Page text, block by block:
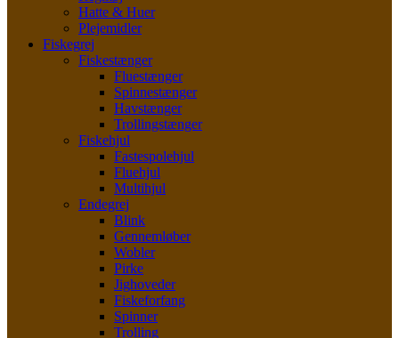
Hatte & Huer
Plejemidler
Fiskegrej
Fiskestænger
Fluestænger
Spinnestænger
Havstænger
Trollingstænger
Fiskehjul
Fastespolehjul
Fluehjul
Multihjul
Endegrej
Blink
Gennemløber
Wobler
Pirke
Jighoveder
Fiskeforfang
Spinner
Trolling